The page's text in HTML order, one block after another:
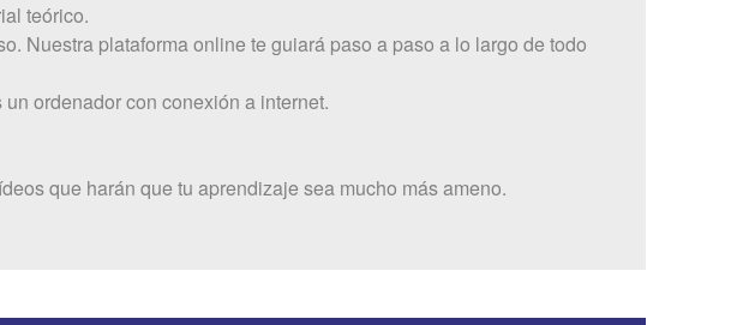
teórico.
Nuestra plataforma online te guiará paso a paso a lo largo de todo
ordenador con conexión a internet.
que harán que tu aprendizaje sea mucho más ameno.